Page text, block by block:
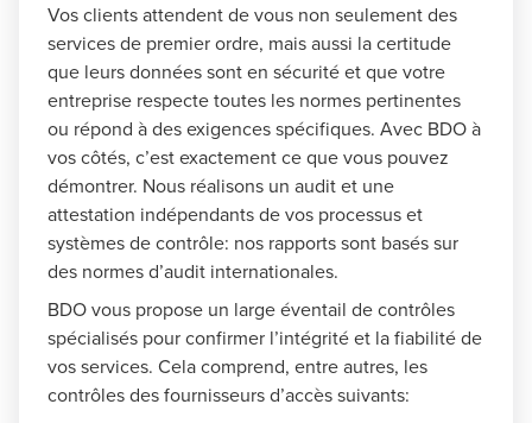
Vos clients attendent de vous non seulement des
services de premier ordre, mais aussi la certitude
que leurs données sont en sécurité et que votre
entreprise respecte toutes les normes pertinentes
ou répond à des exigences spécifiques. Avec BDO à
vos côtés, c’est exactement ce que vous pouvez
démontrer. Nous réalisons un audit et une
attestation indépendants de vos processus et
systèmes de contrôle: nos rapports sont basés sur
des normes d’audit internationales.
BDO vous propose un large éventail de contrôles
spécialisés pour confirmer l’intégrité et la fiabilité de
vos services. Cela comprend, entre autres, les
contrôles des fournisseurs d’accès suivants: